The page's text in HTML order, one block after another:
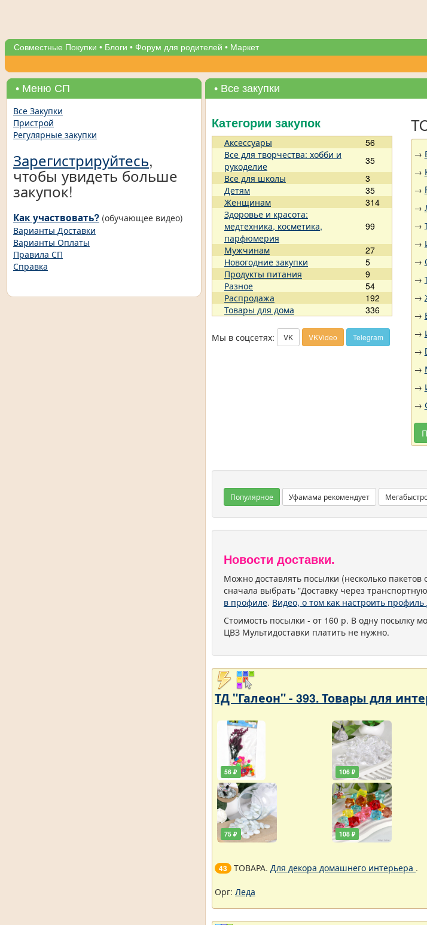
Совместные Покупки • Блоги • Форум для родителей • Маркет
• Меню СП
Все Закупки
Пристрой
Регулярные закупки
Зарегистрируйтесь,
чтобы увидеть больше
закупок!
Как участвовать? (обучающее видео)
Варианты Доставки
Варианты Оплаты
Правила СП
Справка
• Все закупки
Категории закупок
Аксессуары
56
Все для творчества: хобби и
рукоделие
35
Все для школы
3
Детям
35
Женщинам
314
Здоровье и красота:
медтехника, косметика,
парфюмерия
99
Мужчинам
27
Новогодние закупки
5
Продукты питания
9
Разное
54
Распродажа
192
Товары для дома
336
Мы в соцсетях: VK VKVideo Telegram
→
→
→
→
→
→
→
→
→
→
→
→
→
→
→
Популярное Уфамама рекомендует
Новости доставки.
Можно доставлять посылки (несколько
сначала выбрать "Доставку через
в профиле. Видео, о том как настроить
Стоимость посылки - от 160 р. В одну посылку
ЦВЗ Мультидоставки платить не нужно.
ТД "Галеон" - 393. Товары для
56 ₽
75 ₽
106 ₽
108 ₽
43 ТОВАРА. Для декора домашнего интерьера .
Орг: Леда